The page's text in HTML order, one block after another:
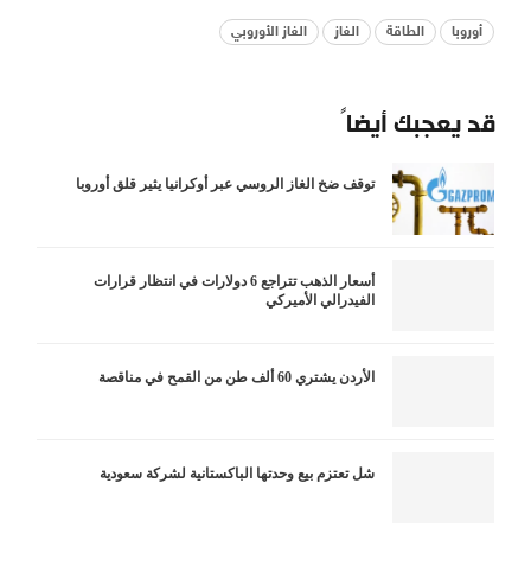
أوروبا الطاقة الغاز الغاز الأوروبي
قد يعجبك أيضاً
توقف ضخ الغاز الروسي عبر أوكرانيا يثير قلق أوروبا
أسعار الذهب تتراجع 6 دولارات في انتظار قرارات
الفيدرالي الأميركي
الأردن يشتري 60 ألف طن من القمح في مناقصة
شل تعتزم بيع وحدتها الباكستانية لشركة سعودية